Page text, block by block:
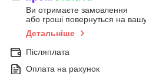
Ви отримаєте замовлення
або гроші повернуться на
Детальніше
Післяплата
Оплата на рахунок